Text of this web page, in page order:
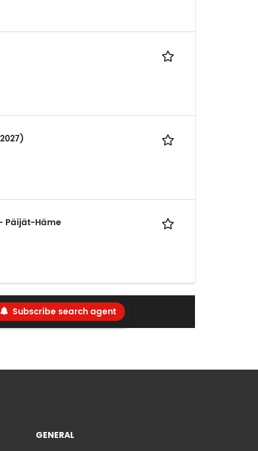
Päijät-Häme
Subscribe search agent
GENERAL